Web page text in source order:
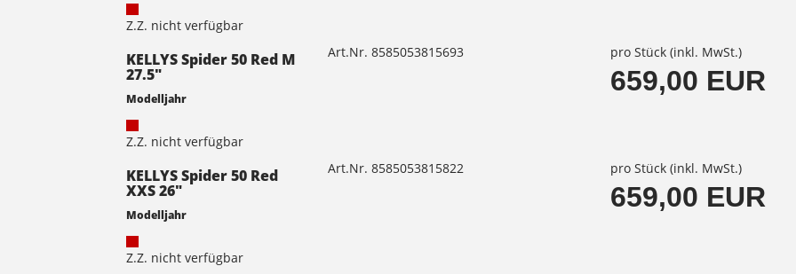
Z.Z. nicht verfügbar
KELLYS Spider 50 Red M
27.5"
Modelljahr
Z.Z. nicht verfügbar
Art.Nr. 8585053815693 pro Stück (inkl. MwSt.)
659,00 EUR
KELLYS Spider 50 Red
XXS 26"
Modelljahr
Z.Z. nicht verfügbar
Art.Nr. 8585053815822 pro Stück (inkl. MwSt.)
659,00 EUR